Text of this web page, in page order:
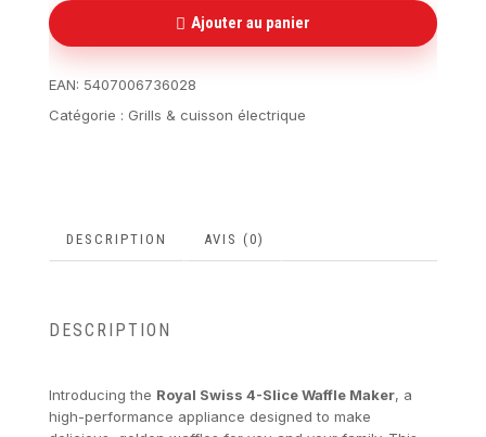
Ajouter au panier
EAN: 5407006736028
Catégorie : Grills & cuisson électrique
DESCRIPTION AVIS (0)
DESCRIPTION
Introducing the Royal Swiss 4-Slice Waffle Maker, a
high-performance appliance designed to make